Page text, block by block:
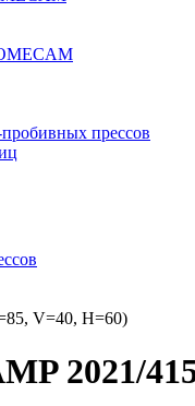
прессов
V=40, H=60)
2021/